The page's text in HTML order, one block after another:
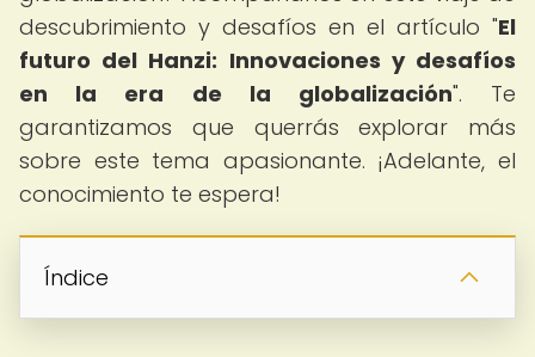
descubrimiento y desafíos en el artículo "El
futuro del Hanzi: Innovaciones y desafíos
en la era de la globalización". Te
garantizamos que querrás explorar más
sobre este tema apasionante. ¡Adelante, el
conocimiento te espera!
Índice